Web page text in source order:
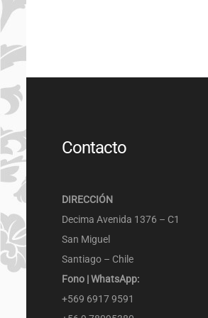
Contacto
DIRECCIÓN
Decima Avenida 1376 – C1
San Miguel
Santiago – Chile
Fono | WhatsApp:
+569 6917 9591